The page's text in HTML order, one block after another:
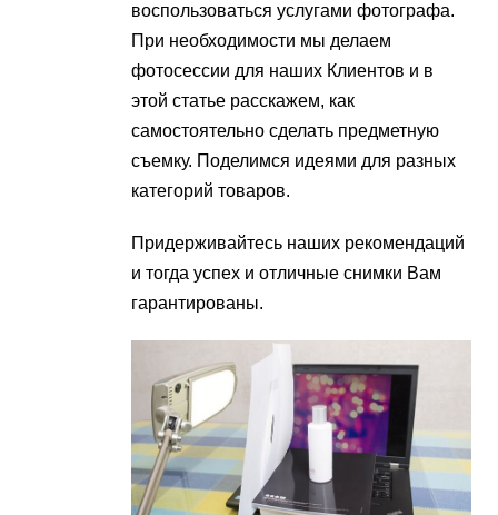
воспользоваться услугами фотографа.
При необходимости мы делаем
фотосессии для наших Клиентов и в
этой статье расскажем, как
самостоятельно сделать предметную
съемку. Поделимся идеями для разных
категорий товаров.
Придерживайтесь наших рекомендаций
и тогда успех и отличные снимки Вам
гарантированы.